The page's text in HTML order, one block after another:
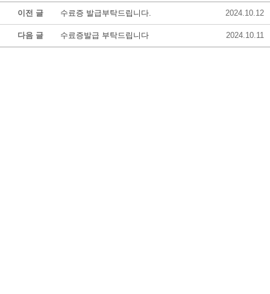
이전 글 수료증 발급부탁드립니다. 2024.10.12
다음 글 수료증발급 부탁드립니다 2024.10.11